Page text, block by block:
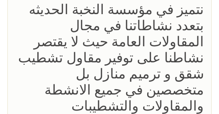
نتميز في مؤسسة النخبة الحديثه
بتعدد نشاطاتنا في مجال
المقاولات العامة حيث لا يقتصر
نشاطنا على توفير مقاول تشطيب
شقق و ترميم منازل بل
متخصصين في جميع الانشطة
والمقاولات والتشطيبات